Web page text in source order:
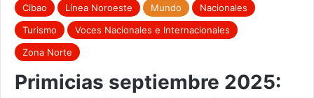
Cibao Línea Noroeste Mundo
Nacionales
Turismo
Voces Nacionales e Internacionales
Zona Norte
Primicias septiembre 2025: